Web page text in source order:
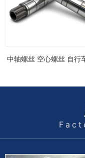
中轴螺丝 空心螺丝 自行